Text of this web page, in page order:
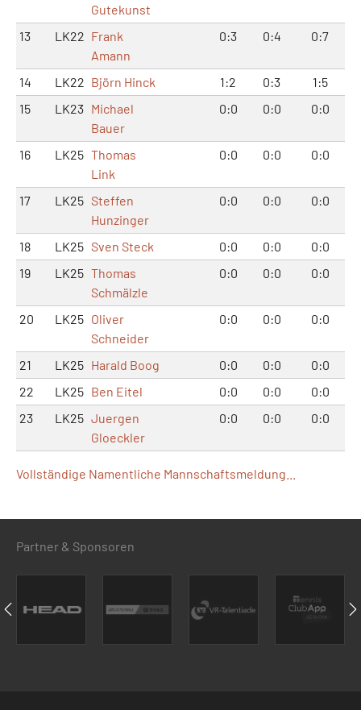
Gutekunst
13 LK22 Frank
Amann
0:3 0:4 0:7
14 LK22 Björn Hinck 1:2 0:3
1:5
15
LK23 Michael
Bauer
0:0 0:0 0:0
16 LK25 Thomas
Link
0:0 0:0 0:0
17 LK25 Steffen
Hunzinger
0:0 0:0 0:0
18 LK25 Sven Steck 0:0 0:0
0:0
19
LK25 Thomas
Schmälzle
0:0 0:0 0:0
20 LK25 Oliver
Schneider
0:0 0:0 0:0
21 LK25 Harald Boog 0:0 0:0
0:0
22
LK25 Ben Eitel 0:0 0:0
0:0
23
LK25 Juergen
Gloeckler
0:0 0:0 0:0
Vollständige Namentliche Mannschaftsmeldung...
Partner & Sponsoren